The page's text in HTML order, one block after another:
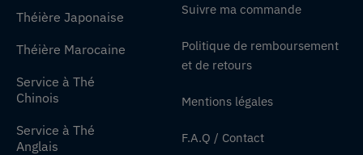
Théière Japonaise
Théière Marocaine
Service à Thé
Chinois
Service à Thé
Anglais
Suivre ma commande
Politique de remboursement
et de retours
Mentions légales
F.A.Q / Contact